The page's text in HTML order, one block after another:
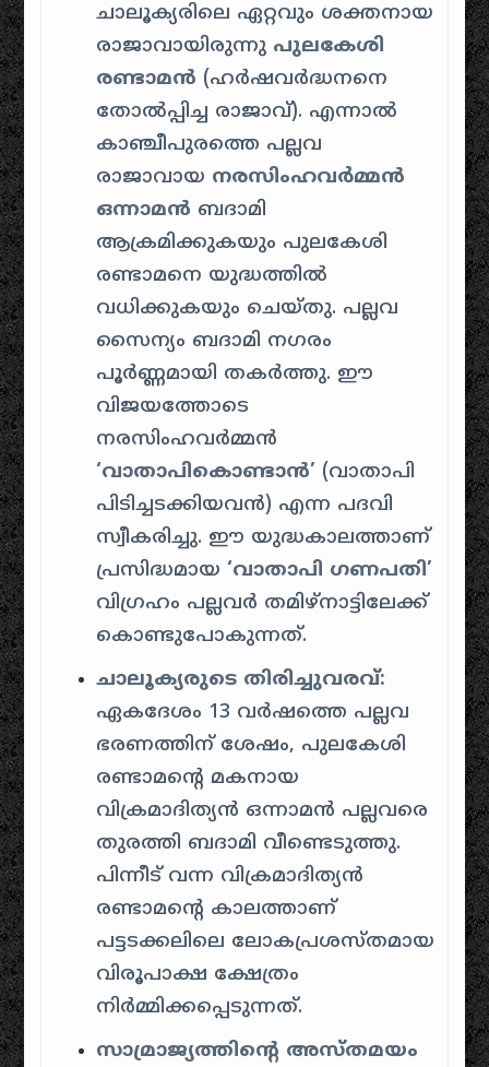
ചാലൂക്യരിലെ ഏറ്റവും ശക്തനായ
രാജാവായിരുന്നു പുലകേശി
രണ്ടാമൻ (ഹർഷവർദ്ധനനെ
തോൽപ്പിച്ച രാജാവ്). എന്നാൽ
കാഞ്ചീപുരത്തെ പല്ലവ
രാജാവായ നരസിംഹവർമ്മൻ
ഒന്നാമൻ ബദാമി
ആക്രമിക്കുകയും പുലകേശി
രണ്ടാമനെ യുദ്ധത്തിൽ
വധിക്കുകയും ചെയ്തു. പല്ലവ
സൈന്യം ബദാമി നഗരം
പൂർണ്ണമായി തകർത്തു. ഈ
വിജയത്തോടെ
നരസിംഹവർമ്മൻ
‘വാതാപികൊണ്ടാൻ’ (വാതാപി
പിടിച്ചടക്കിയവൻ) എന്ന പദവി
സ്വീകരിച്ചു. ഈ യുദ്ധകാലത്താണ്
പ്രസിദ്ധമായ‘വാതാപി ഗണപതി’
വിഗ്രഹം പല്ലവർ തമിഴ്‌നാട്ടിലേക്ക്
കൊണ്ടുപോകുന്നത്.
ചാലൂക്യരുടെ തിരിച്ചുവരവ്:
ഏകദേശം 13 വർഷത്തെ പല്ലവ
ഭരണത്തിന് ശേഷം, പുലകേശി
രണ്ടാമന്റെ മകനായ
വിക്രമാദിത്യൻ ഒന്നാമൻ പല്ലവരെ
തുരത്തി ബദാമി വീണ്ടെടുത്തു.
പിന്നീട് വന്ന വിക്രമാദിത്യൻ
രണ്ടാമന്റെ കാലത്താണ്
പട്ടടക്കലിലെ ലോകപ്രശസ്തമായ
വിരൂപാക്ഷ ക്ഷേത്രം
നിർമ്മിക്കപ്പെടുന്നത്.
സാമ്രാജ്യത്തിന്റെ അസ്തമയം